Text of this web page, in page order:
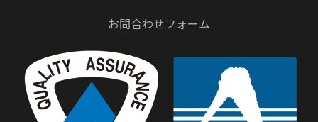
お問合わせフォーム